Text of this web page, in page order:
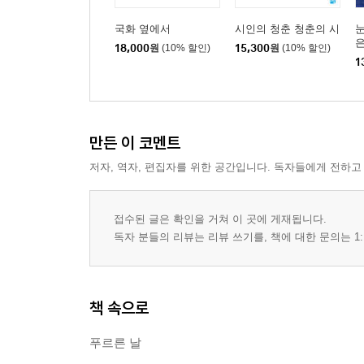
국화 옆에서
18,000원 (10% 할인)
시인의 청춘 청춘의 시
15,300원 (10% 할인)
만든 이 코멘트
저자, 역자, 편집자를 위한 공간입니다. 독자들에게 전하
접수된 글은 확인을 거쳐 이 곳에 게재됩니다.
독자 분들의 리뷰는 리뷰 쓰기를, 책에 대한 문의는
책 속으로
푸르른 날